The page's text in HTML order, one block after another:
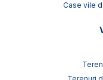
Case vile